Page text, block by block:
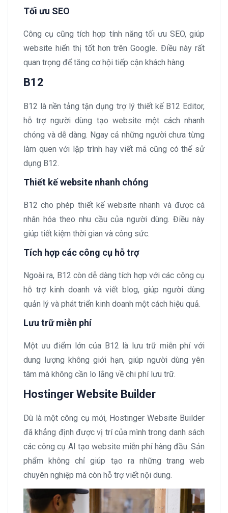
Tối ưu SEO
Công cụ cũng tích hợp tính năng tối ưu SEO, giúp
website hiển thị tốt hơn trên Google. Điều này rất
quan trọng để tăng cơ hội tiếp cận khách hàng.
B12
B12 là nền tảng tận dụng trợ lý thiết kế B12 Editor,
hỗ trợ người dùng tạo website một cách nhanh
chóng và dễ dàng. Ngay cả những người chưa từng
làm quen với lập trình hay viết mã cũng có thể sử
dụng B12.
Thiết kế website nhanh chóng
B12 cho phép thiết kế website nhanh và được cá
nhân hóa theo nhu cầu của người dùng. Điều này
giúp tiết kiệm thời gian và công sức.
Tích hợp các công cụ hỗ trợ
Ngoài ra, B12 còn dễ dàng tích hợp với các công cụ
hỗ trợ kinh doanh và viết blog, giúp người dùng
quản lý và phát triển kinh doanh một cách hiệu quả.
Lưu trữ miễn phí
Một ưu điểm lớn của B12 là lưu trữ miễn phí với
dung lượng không giới hạn, giúp người dùng yên
tâm mà không cần lo lắng về chi phí lưu trữ.
Hostinger Website Builder
Dù là một công cụ mới, Hostinger Website Builder
đã khẳng định được vị trí của mình trong danh sách
các công cụ AI tạo website miễn phí hàng đầu. Sản
phẩm không chỉ giúp tạo ra những trang web
chuyên nghiệp mà còn hỗ trợ viết nội dung.